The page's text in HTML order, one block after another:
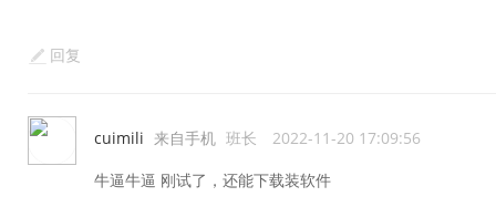
回复
cuimili 来自手机 班长 2022-11-20 17:09:56
牛逼牛逼 刚试了，还能下载装软件